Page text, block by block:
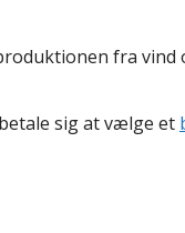
fra vind
sig at vælge et